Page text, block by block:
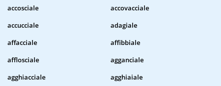
accosciale
accovacciale
accucciale
adagiale
affacciale
affibbiale
afflosciale
agganciale
agghiacciale
agghiaiale